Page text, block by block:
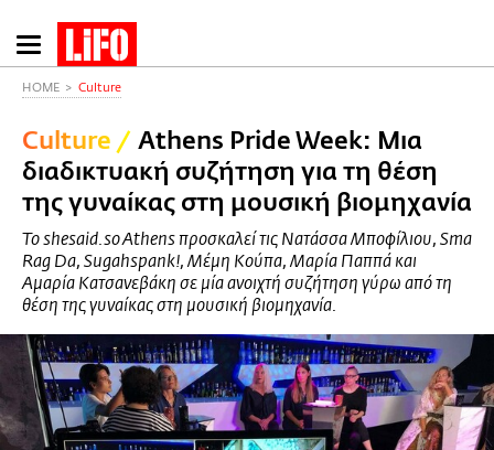
Παράκαμψη
προς
περιεχόμενο
HOME Culture
Culture / Athens Pride Week: Μια
διαδικτυακή συζήτηση για τη θέση
της γυναίκας στη μουσική βιομηχανία
Το shesaid.so Athens προσκαλεί τις Νατάσσα Μποφίλιου, Sma
Rag Da, Sugahspank!, Μέμη Κούπα, Μαρία Παππά και
Αμαρία Κατσανεβάκη σε μία ανοιχτή συζήτηση γύρω από τη
θέση της γυναίκας στη μουσική βιομηχανία.